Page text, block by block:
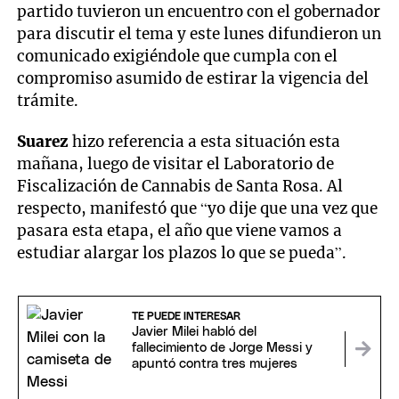
partido tuvieron un encuentro con el gobernador
para discutir el tema y este lunes difundieron un
comunicado exigiéndole que cumpla con el
compromiso asumido de estirar la vigencia del
trámite.
Suarezhizo referencia a esta situación esta
mañana, luego de visitar el Laboratorio de
Fiscalización de Cannabis de Santa Rosa. Al
respecto, manifestó que “yo dije que una vez que
pasara esta etapa, el año que viene vamos a
estudiar alargar los plazos lo que se pueda”.
TE PUEDE INTERESAR
Javier Milei habló del
fallecimiento de Jorge Messi y
apuntó contra tres mujeres